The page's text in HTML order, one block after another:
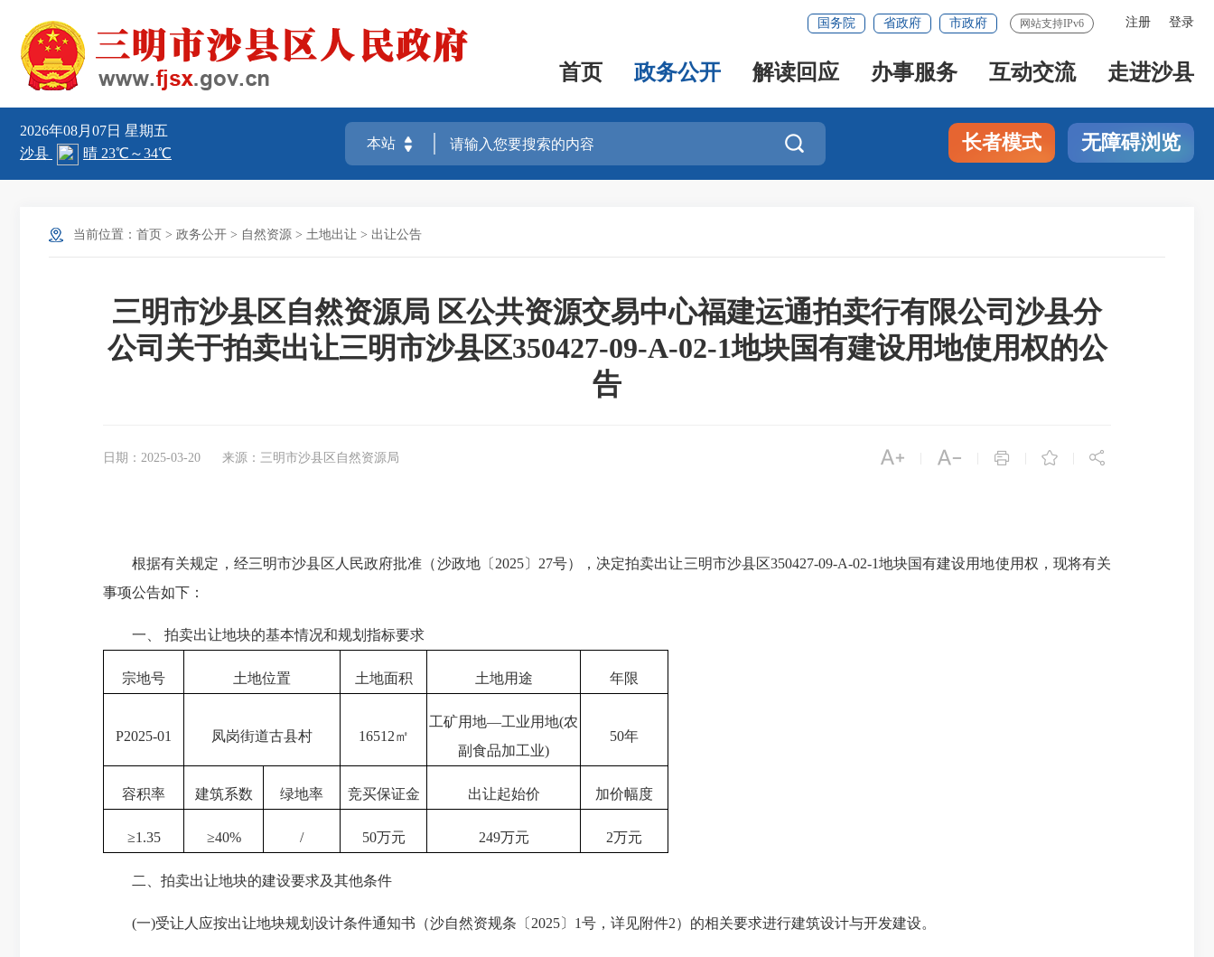
注册 登录
国务院 省政府 市政府 网站支持IPv6
首页 政务公开 解读回应 办事服务 互动交流 走进沙县
2026年08月07日 星期五
 长者模式 无障碍浏览
当前位置： 首页 > 政务公开 > 自然资源 > 土地出让 > 出让公告
三明市沙县区自然资源局 区公共资源交易中心福建运通拍卖行有限公司沙县分
公司关于拍卖出让三明市沙县区350427-09-A-02-1地块国有建设用地使用权的公
告
日期：2025-03-20 来源：三明市沙县区自然资源局     
根据有关规定，经三明市沙县区人民政府批准（沙政地〔2025〕27号），决定拍卖出让三明市沙县区350427-09-A-02-1地块国有建设用地使用权，现将有关
事项公告如下：
一、 拍卖出让地块的基本情况和规划指标要求
宗地号 土地位置 土地面积 土地用途 年限
P2025-01 凤岗街道古县村 16512㎡
工矿用地—工业用地(农
副食品加工业)
50年
容积率 建筑系数 绿地率 竞买保证金 出让起始价 加价幅度
≥1.35 ≥40% / 50万元 249万元 2万元
二、拍卖出让地块的建设要求及其他条件
(一)受让人应按出让地块规划设计条件通知书（沙自然资规条〔2025〕1号，详见附件2）的相关要求进行建筑设计与开发建设。